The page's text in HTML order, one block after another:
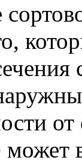
может